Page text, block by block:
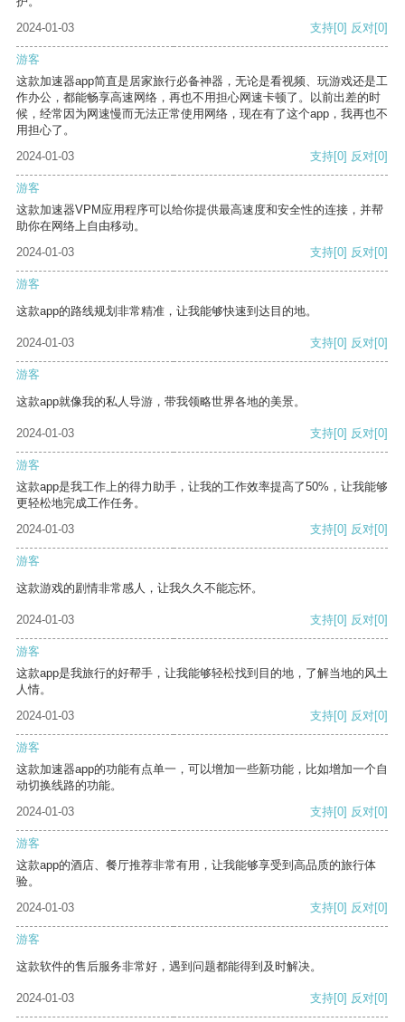
2024-01-03
支持[0] 反对[0]
游客
这款加速器app简直是居家旅行必备神器，无论是看视频、玩游戏还是工
作办公，都能畅享高速网络，再也不用担心网速卡顿了。以前出差的时
候，经常因为网速慢而无法正常使用网络，现在有了这个app，我再也不
用担心了。
2024-01-03
支持[0] 反对[0]
游客
这款加速器VPM应用程序可以给你提供最高速度和安全性的连接，并帮
助你在网络上自由移动。
2024-01-03
支持[0] 反对[0]
游客
这款app的路线规划非常精准，让我能够快速到达目的地。
2024-01-03 支持[0] 反对[0]
游客
这款app就像我的私人导游，带我领略世界各地的美景。
2024-01-03 支持[0] 反对[0]
游客
这款app是我工作上的得力助手，让我的工作效率提高了50%，让我能够
更轻松地完成工作任务。
2024-01-03
支持[0] 反对[0]
游客
这款游戏的剧情非常感人，让我久久不能忘怀。
2024-01-03 支持[0] 反对[0]
游客
这款app是我旅行的好帮手，让我能够轻松找到目的地，了解当地的风土
人情。
2024-01-03
支持[0] 反对[0]
游客
这款加速器app的功能有点单一，可以增加一些新功能，比如增加一个自
动切换线路的功能。
2024-01-03
支持[0] 反对[0]
游客
这款app的酒店、餐厅推荐非常有用，让我能够享受到高品质的旅行体
验。
2024-01-03
支持[0] 反对[0]
游客
这款软件的售后服务非常好，遇到问题都能得到及时解决。
2024-01-03 支持[0] 反对[0]